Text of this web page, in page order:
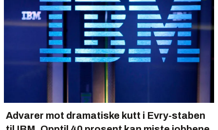
Advarer mot dramatiske kutt i Evry-staben